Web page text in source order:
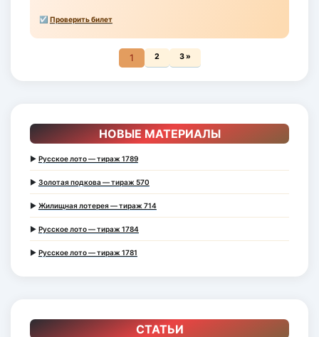
☑ Проверить билет
1 2 3 »
НОВЫЕ МАТЕРИАЛЫ
► Русское лото — тираж 1789
► Золотая подкова — тираж 570
► Жилищная лотерея — тираж 714
► Русское лото — тираж 1784
► Русское лото — тираж 1781
СТАТЬИ